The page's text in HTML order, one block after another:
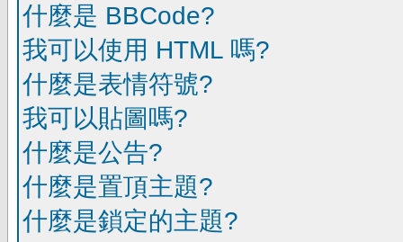
什麼是 BBCode?
我可以使用 HTML 嗎?
什麼是表情符號?
我可以貼圖嗎?
什麼是公告?
什麼是置頂主題?
什麼是鎖定的主題?